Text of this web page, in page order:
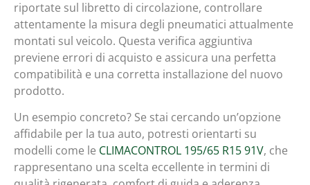
riportate sul libretto di circolazione, controllare
attentamente la misura degli pneumatici attualmente
montati sul veicolo. Questa verifica aggiuntiva
previene errori di acquisto e assicura una perfetta
compatibilità e una corretta installazione del nuovo
prodotto.
Un esempio concreto? Se stai cercando un’opzione
affidabile per la tua auto, potresti orientarti su
modelli come le CLIMACONTROL 195/65 R15 91V, che
rappresentano una scelta eccellente in termini di